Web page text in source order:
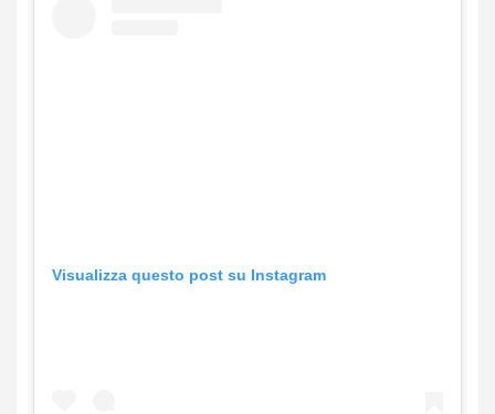
Visualizza questo post su Instagram